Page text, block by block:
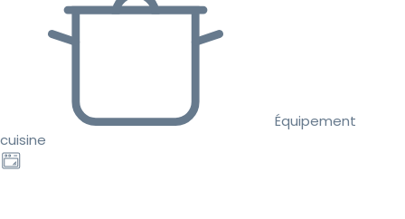
Équipement
cuisine